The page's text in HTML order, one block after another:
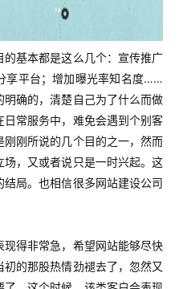
基本都是这么几个：宣传推广
享平台；增加曝光率知名度……
确的，清楚自己为了什么而做
常服务中，难免会遇到个别客
刚所说的几个目的之一，然而
，又或者说只是一时兴起。这
局。也相信很多网站建设公司
得非常急，希望网站能够尽快
的那股热情劲褪去了，忽然又